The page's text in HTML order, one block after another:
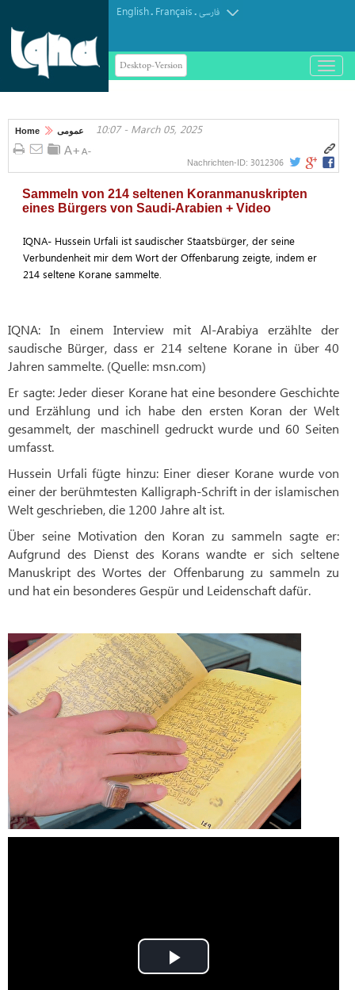
English. Français.فارسی
Desktop-Version
باز
و
کردن
Home عمومی 10:07 - March 05, 2025
Nachrichten-ID: 3012306
Sammeln von 214 seltenen Koranmanuskripten
eines Bürgers von Saudi-Arabien + Video
IQNA- Hussein Urfali ist saudischer Staatsbürger, der seine
Verbundenheit mir dem Wort der Offenbarung zeigte, indem er
214 seltene Korane sammelte.
IQNA: In einem Interview mit Al-Arabiya erzählte der
saudische Bürger, dass er 214 seltene Korane in über 40
Jahren sammelte. (Quelle: msn.com)
Er sagte: Jeder dieser Korane hat eine besondere Geschichte
und Erzählung und ich habe den ersten Koran der Welt
gesammelt, der maschinell gedruckt wurde und 60 Seiten
umfasst.
Hussein Urfali fügte hinzu: Einer dieser Korane wurde von
einer der berühmtesten Kalligraph-Schrift in der islamischen
Welt geschrieben, die 1200 Jahre alt ist.
Über seine Motivation den Koran zu sammeln sagte er:
Aufgrund des Dienst des Korans wandte er sich seltene
Manuskript des Wortes der Offenbarung zu sammeln zu
und hat ein besonderes Gespür und Leidenschaft dafür.
Play